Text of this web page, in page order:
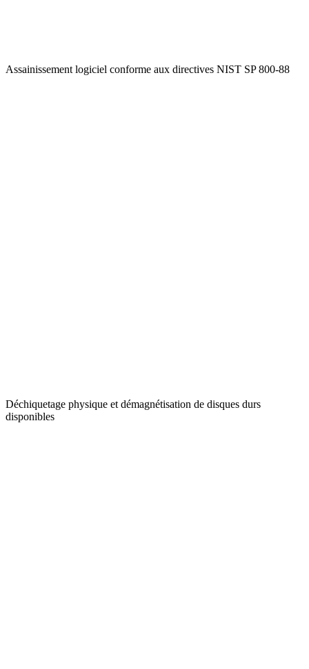
Assainissement logiciel conforme aux directives NIST SP 800-88
Déchiquetage physique et démagnétisation de disques durs
disponibles